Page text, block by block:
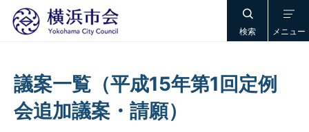
検索 メニュー
議案一覧（平成15年第1回定例
会追加議案・請願）